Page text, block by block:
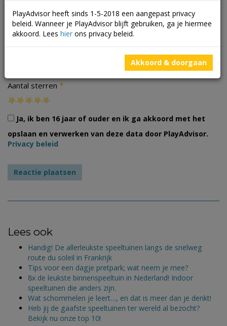
Aantal sterren *
Ja, ik ben 16 jaar of ouder en ik ga akkoord met het
opslaan en verwerken van deze data door PlayAdvisor.
Privacy beleid
Lees ook
Handig! De allerleukste speeltuinen langs de snelweg
route du soleil in Frankrijk
Tips voor een dagje pretpark; wat neem je mee?
8x de leukste binnenspeeltuin in Nederland! Indoor
speeltuinen die anders zijn.
Wat schommelen je leert…, en dat is meer dan je denkt!
Heb jij de gaafste speeltuinen ter wereld al bezocht?
Bekijk nu onze top 10!
PlayAdvisor heeft sinds 1-5-2018 een aangepast privacy
beleid. Wanneer je PlayAdvisor blijft gebruiken, ga je hiermee
akkoord. Lees hier ons privacy beleid.
Akkoord & doorgaan